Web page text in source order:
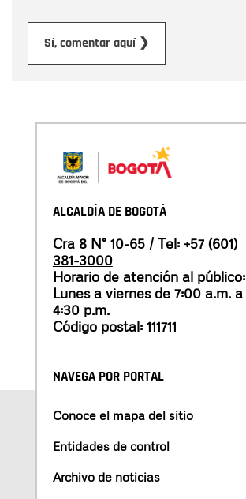
Sí, comentar aquí ❯
ALCALDÍA DE BOGOTÁ
Cra 8 N° 10-65 / Tel: +57 (601)
381-3000
Horario de atención al público:
Lunes a viernes de 7:00 a.m. a
4:30 p.m.
Código postal: 111711
NAVEGA POR PORTAL
Conoce el mapa del sitio
Entidades de control
Archivo de noticias